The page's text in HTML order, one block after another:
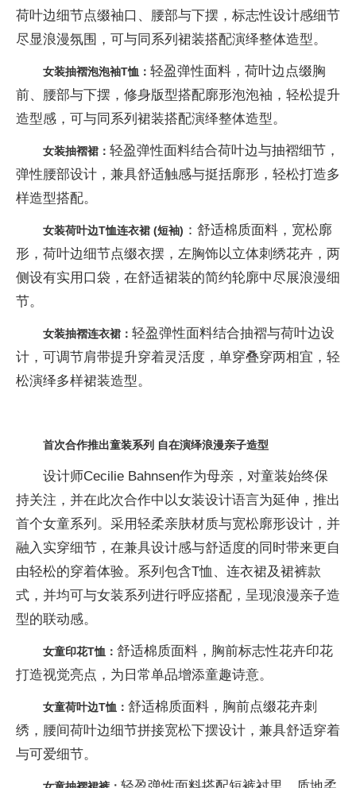
荷叶边细节点缀袖口、腰部与下摆，标志性设计感细节
尽显浪漫氛围，可与同系列裙装搭配演绎整体造型。
女装抽褶泡泡袖T恤： 轻盈弹性面料，荷叶边点缀胸
前、腰部与下摆，修身版型搭配廓形泡泡袖，轻松提升
造型感，可与同系列裙装搭配演绎整体造型。
女装抽褶裙： 轻盈弹性面料结合荷叶边与抽褶细节，
弹性腰部设计，兼具舒适触感与挺括廓形，轻松打造多
样造型搭配。
女装荷叶边T恤连衣裙 (短袖) ：舒适棉质面料，宽松廓
形，荷叶边细节点缀衣摆，左胸饰以立体刺绣花卉，两
侧设有实用口袋，在舒适裙装的简约轮廓中尽展浪漫细
节。
女装抽褶连衣裙： 轻盈弹性面料结合抽褶与荷叶边设
计，可调节肩带提升穿着灵活度，单穿叠穿两相宜，轻
松演绎多样裙装造型。
首次合作推出童装系列 自在演绎浪漫亲子造型
设计师Cecilie Bahnsen作为母亲，对童装始终保
持关注，并在此次合作中以女装设计语言为延伸，推出
首个女童系列。采用轻柔亲肤材质与宽松廓形设计，并
融入实穿细节，在兼具设计感与舒适度的同时带来更自
由轻松的穿着体验。系列包含T恤、连衣裙及裙裤款
式，并均可与女装系列进行呼应搭配，呈现浪漫亲子造
型的联动感。
女童印花T恤： 舒适棉质面料，胸前标志性花卉印花
打造视觉亮点，为日常单品增添童趣诗意。
女童荷叶边T恤： 舒适棉质面料，胸前点缀花卉刺
绣，腰间荷叶边细节拼接宽松下摆设计，兼具舒适穿着
与可爱细节。